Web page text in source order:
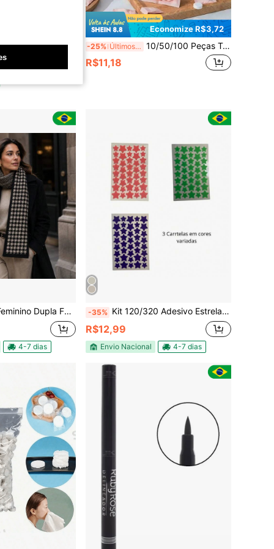
Piranha Feminina Forte Elegante para Coque e Dia a Dia
Economize R$3,72
-25% Últimos 3 dias 10/50/100 Peças Toalhas Comprimidas Descartáveis, Cuidados com a Pele, Decoração para Sala de Estar, Quarto, Banheiro, Casa, Suprimentos de Viagem, Casamento, Festa, Aniversário, Presente para Homens, Pai, Mãe, Amigos, Presente de Ano Novo, Acessórios, Acessórios de Presente Divertidos
R$11,18
Lã Estampa Xadrez Elegante Inverno
4-7 dias
-35% Kit 120/320 Adesivo Estrela Seca Espinha, Anti‑acne, Proteção Dia/Noite Secativo
R$12,99
Envio Nacional 4-7 dias